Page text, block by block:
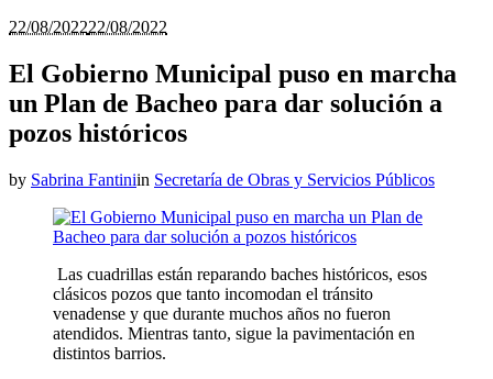
22/08/202222/08/2022
El Gobierno Municipal puso en marcha
un Plan de Bacheo para dar solución a
pozos históricos
by Sabrina Fantiniin Secretaría de Obras y Servicios Públicos
Las cuadrillas están reparando baches históricos, esos
clásicos pozos que tanto incomodan el tránsito
venadense y que durante muchos años no fueron
atendidos. Mientras tanto, sigue la pavimentación en
distintos barrios.